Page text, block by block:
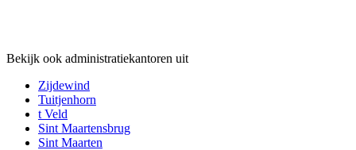
Bekijk ook administratiekantoren uit
Zijdewind
Tuitjenhorn
t Veld
Sint Maartensbrug
Sint Maarten